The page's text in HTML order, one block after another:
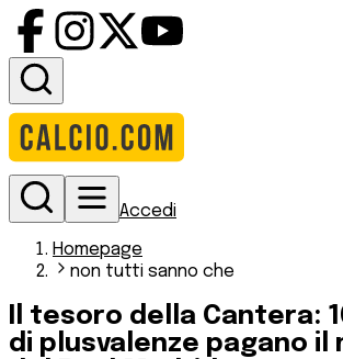
Accedi
Homepage
non tutti sanno che
Il tesoro della Cantera:
di plusvalenze pagano il